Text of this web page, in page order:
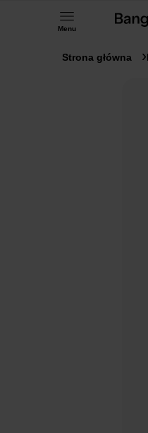
Menu
Strona główna